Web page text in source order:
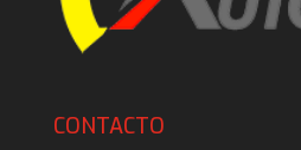
CONTACTO